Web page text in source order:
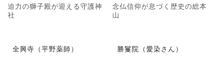
迫力の獅子殿が迎える守護神
社
念仏信仰が息づく歴史の総本
山
全興寺（平野薬師） 勝鬘院（愛染さん）